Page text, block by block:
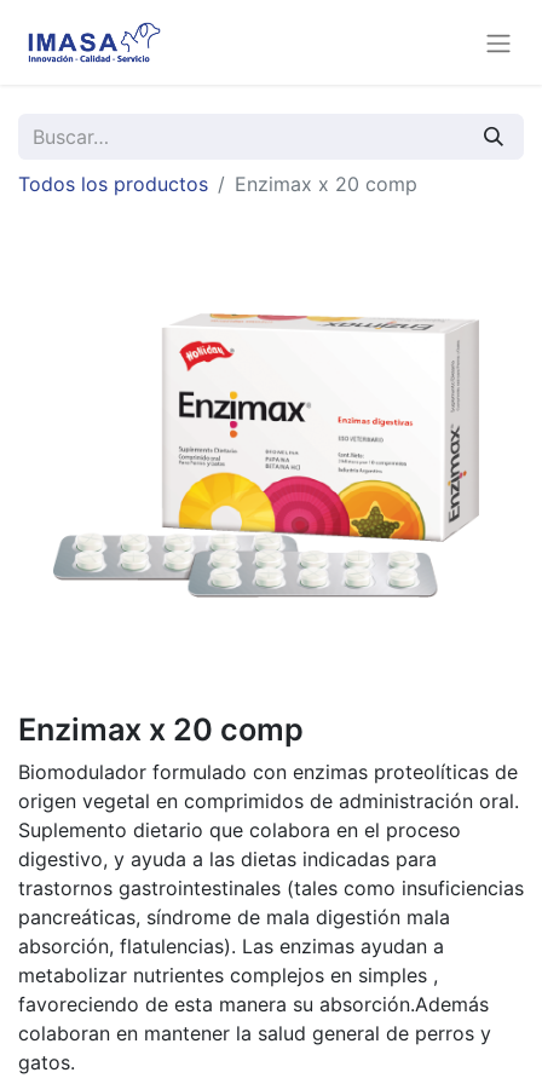
Todos los productos Enzimax x 20 comp
Enzimax x 20 comp
Biomodulador formulado con enzimas proteolíticas de
origen vegetal en comprimidos de administración oral.
Suplemento dietario que colabora en el proceso
digestivo, y ayuda a las dietas indicadas para
trastornos gastrointestinales (tales como insuficiencias
pancreáticas, síndrome de mala digestión mala
absorción, flatulencias). Las enzimas ayudan a
metabolizar nutrientes complejos en simples ,
favoreciendo de esta manera su absorción.Además
colaboran en mantener la salud general de perros y
gatos.